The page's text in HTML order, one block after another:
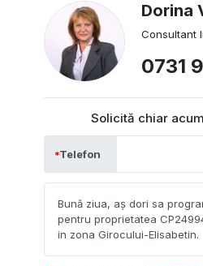
Dorina
Consultant
0731
Solicită chiar
Telefon